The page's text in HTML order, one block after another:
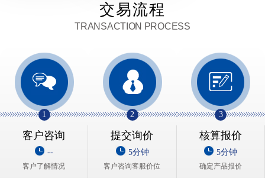
交易流程
TRANSACTION PROCESS
1
客户咨询
--
客户了解情况
2
提交询价
5分钟
客户咨询客服价位
3
核算报价
5分钟
确定产品报价